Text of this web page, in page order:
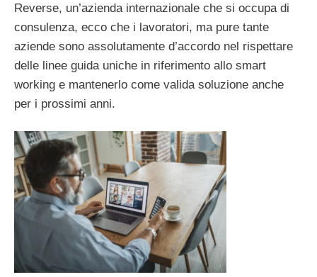
Reverse, un’azienda internazionale che si occupa di
consulenza, ecco che i lavoratori, ma pure tante
aziende sono assolutamente d’accordo nel rispettare
delle linee guida uniche in riferimento allo smart
working e mantenerlo come valida soluzione anche
per i prossimi anni.